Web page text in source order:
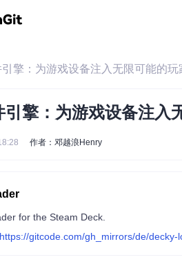
擎：为游戏设备注入无限可能的玩
引擎：为游戏设备注入
作者：邓越浪Henry
for the Steam Deck.
https://gitcode.com/gh_mirrors/de/decky-